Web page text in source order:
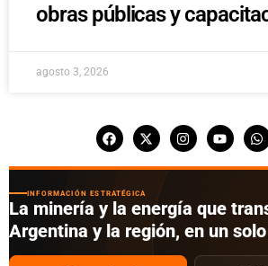
obras públicas y
agosto 3, 2026
INFORMACIÓN ESTRATÉGICA
La minería y la energía que
Argentina y la región, en un